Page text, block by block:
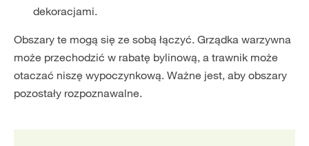
dekoracjami.
Obszary te mogą się ze sobą łączyć. Grządka warzywna
może przechodzić w rabatę bylinową, a trawnik może
otaczać niszę wypoczynkową. Ważne jest, aby obszary
pozostały rozpoznawalne.